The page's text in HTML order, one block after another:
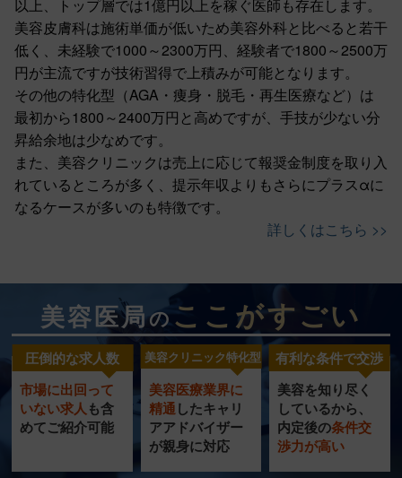
以上、トップ層では1億円以上を稼ぐ医師も存在します。
美容皮膚科は施術単価が低いため美容外科と比べると若干
低く、未経験で1000～2300万円、経験者で1800～2500万
円が主流ですが技術習得で上積みが可能となります。
その他の特化型（AGA・痩身・脱毛・再生医療など）は
最初から1800～2400万円と高めですが、手技が少ない分
昇給余地は少なめです。
また、美容クリニックは売上に応じて報奨金制度を取り入
れているところが多く、提示年収よりもさらにプラスαに
なるケースが多いのも特徴です。
詳しくはこちら >>
美容クリニック
特化型
圧倒的
求人数
充実の
転職サポート
美容医局の ここがすごい
圧倒的な求人数
市場に出回って
いない求人も含
めてご紹介可能
美容クリニック特化型
美容医療業界に
精通したキャリ
アアドバイザー
が親身に対応
有利な条件で交渉
美容を知り尽く
しているから、
内定後の条件交
渉力が高い